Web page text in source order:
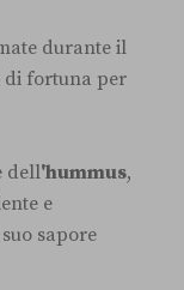
durante il
di fortuna per
dell'hummus,
e
sapore